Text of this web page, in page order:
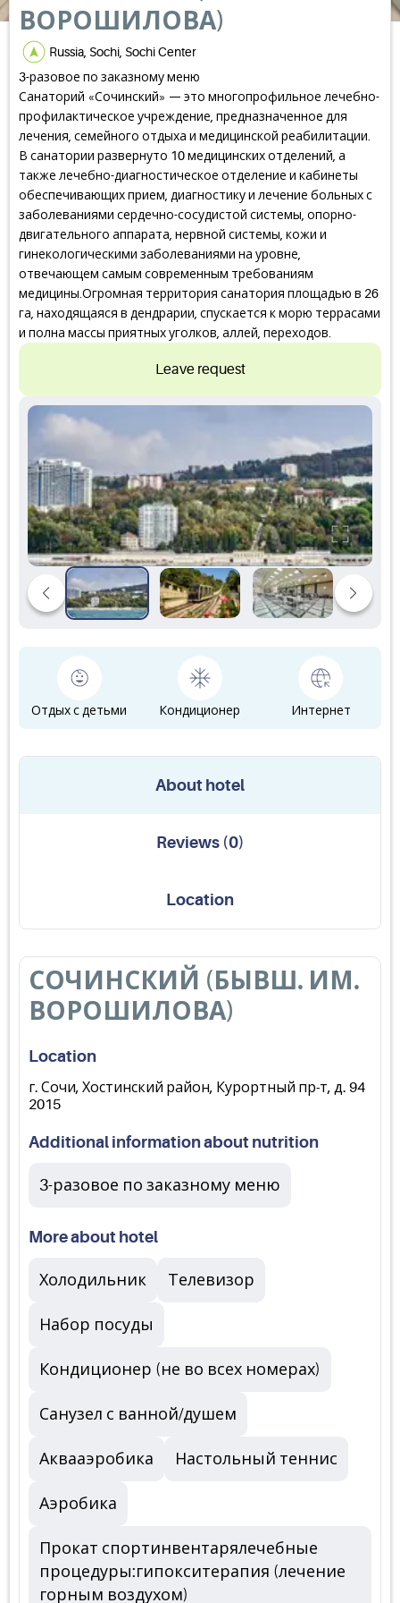
ВОРОШИЛОВА)
Russia, Sochi, Sochi Center
3-разовое по заказному меню
Санаторий «Сочинский» — это многопрофильное лечебно-
профилактическое учреждение, предназначенное для
лечения, семейного отдыха и медицинской реабилитации.
В санатории развернуто 10 медицинских отделений, а
также лечебно-диагностическое отделение и кабинеты
обеспечивающих прием, диагностику и лечение больных с
заболеваниями сердечно-сосудистой системы, опорно-
двигательного аппарата, нервной системы, кожи и
гинекологическими заболеваниями на уровне,
отвечающем самым современным требованиям
медицины.Огромная территория санатория площадью в 26
га, находящаяся в дендрарии, спускается к морю террасами
и полна массы приятных уголков, аллей, переходов.
Leave request
Отдых с детьми Кондиционер Интернет
About hotel
Reviews(0)
Location
СОЧИНСКИЙ (БЫВШ. ИМ.
ВОРОШИЛОВА)
Location
г. Сочи, Хостинский район, Курортный пр-т, д. 94
2015
Additional information about nutrition
3-разовое по заказному меню
More about hotel
Холодильник Телевизор
Набор посуды
Кондиционер (не во всех номерах)
Санузел с ванной/душем
Аквааэробика Настольный теннис
Аэробика
Прокат спортинвентарялечебные
процедуры:гипокситерапия (лечение
горным воздухом)